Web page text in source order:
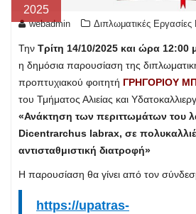
2025
webadmin Διπλωματικές
Την Τρίτη 14/10/2025 και ώρα 12:00
η δημόσια παρουσίαση της
προπτυχιακού φοιτητή ΓΡΗΓΟΡΙΟΥ
του Τμήματος Αλιείας και
«Ανάκτηση των περιττωμάτων του
Dicentrarchus labrax, σε
αντισταθμιστική διατροφή»
Η παρουσίαση θα γίνει από τον
https://upatras-